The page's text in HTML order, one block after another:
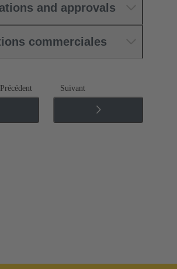
and approvals
commerciales
Précédent Suivant